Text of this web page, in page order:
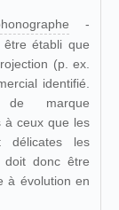
-
établi que
(p. ex.
identifié.
marque
à ceux que les
délicates les
doit donc être
à évolution en